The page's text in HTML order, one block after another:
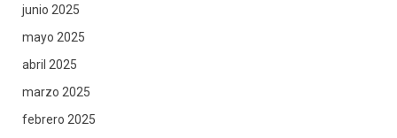
junio 2025
mayo 2025
abril 2025
marzo 2025
febrero 2025